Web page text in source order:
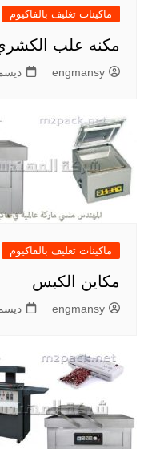
ماكينات تغليف بالفاكيوم
مكنه علب
engmansy ديسمبر
ماكينات تغليف بالفاكيوم
مكاين الكبس
engmansy ديسمبر